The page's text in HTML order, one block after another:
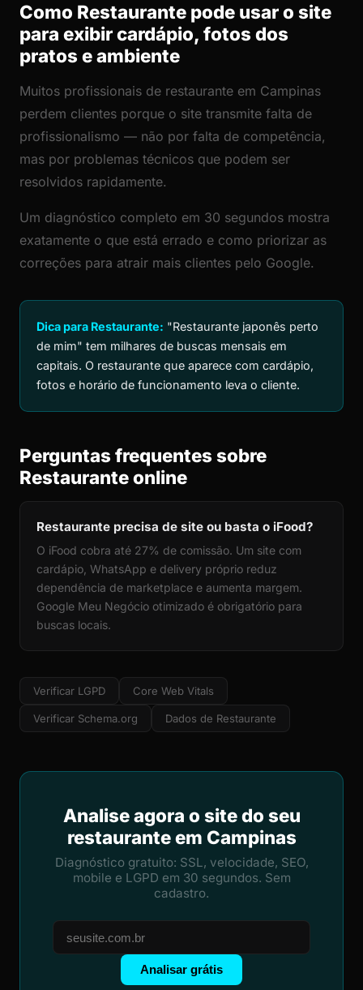
Como Restaurante pode usar o site
para exibir cardápio, fotos dos
pratos e ambiente
Muitos profissionais de restaurante em Campinas
perdem clientes porque o site transmite falta de
profissionalismo — não por falta de competência,
mas por problemas técnicos que podem ser
resolvidos rapidamente.
Um diagnóstico completo em 30 segundos mostra
exatamente o que está errado e como priorizar as
correções para atrair mais clientes pelo Google.
Dica para Restaurante: "Restaurante japonês perto
de mim" tem milhares de buscas mensais em
capitais. O restaurante que aparece com cardápio,
fotos e horário de funcionamento leva o cliente.
Perguntas frequentes sobre
Restaurante online
Restaurante precisa de site ou basta o iFood?
O iFood cobra até 27% de comissão. Um site com
cardápio, WhatsApp e delivery próprio reduz
dependência de marketplace e aumenta margem.
Google Meu Negócio otimizado é obrigatório para
buscas locais.
Verificar LGPD Core Web Vitals
Verificar Schema.org Dados de Restaurante
Analise agora o site do seu
restaurante em Campinas
Diagnóstico gratuito: SSL, velocidade, SEO,
mobile e LGPD em 30 segundos. Sem
cadastro.
Analisar grátis